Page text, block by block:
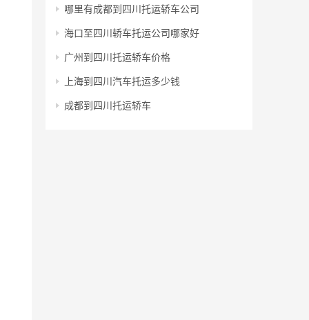
哪里有成都到四川托运轿车公司
海口至四川轿车托运公司哪家好
广州到四川托运轿车价格
上海到四川汽车托运多少钱
成都到四川托运轿车